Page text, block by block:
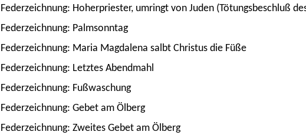
Federzeichnung: Hoherpriester, umringt von Juden (Tötungsbeschluß
Federzeichnung: Palmsonntag
Federzeichnung: Maria Magdalena salbt Christus die Füße
Federzeichnung: Letztes Abendmahl
Federzeichnung: Fußwaschung
Federzeichnung: Gebet am Ölberg
Federzeichnung: Zweites Gebet am Ölberg